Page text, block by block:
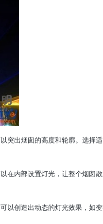
以突出烟囱的高度和轮廓。选
在内部设置灯光，让整个烟囱
创造出动态的灯光效果，如